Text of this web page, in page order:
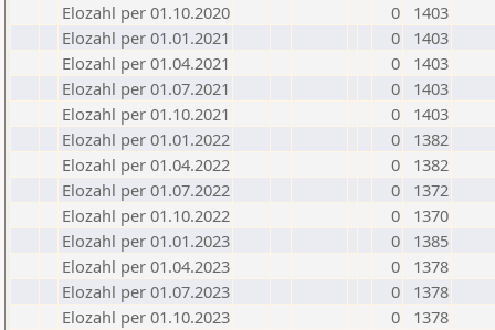
Elozahl per 01.10.2020
0
1403
Elozahl per 01.01.2021
0
1403
Elozahl per 01.04.2021
0
1403
Elozahl per 01.07.2021
0
1403
Elozahl per 01.10.2021
0
1403
Elozahl per 01.01.2022
0
1382
Elozahl per 01.04.2022
0
1382
Elozahl per 01.07.2022
0
1372
Elozahl per 01.10.2022
0
1370
Elozahl per 01.01.2023
0
1385
Elozahl per 01.04.2023
0
1378
Elozahl per 01.07.2023
0
1378
Elozahl per 01.10.2023
0
1378